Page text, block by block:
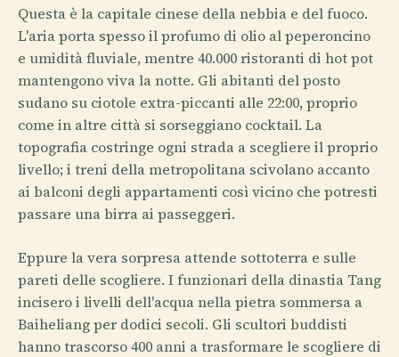
Questa è la capitale cinese della nebbia e del fuoco.
L'aria porta spesso il profumo di olio al peperoncino
e umidità fluviale, mentre 40.000 ristoranti di hot pot
mantengono viva la notte. Gli abitanti del posto
sudano su ciotole extra-piccanti alle 22:00, proprio
come in altre città si sorseggiano cocktail. La
topografia costringe ogni strada a scegliere il proprio
livello; i treni della metropolitana scivolano accanto
ai balconi degli appartamenti così vicino che potresti
passare una birra ai passeggeri.
Eppure la vera sorpresa attende sottoterra e sulle
pareti delle scogliere. I funzionari della dinastia Tang
incisero i livelli dell'acqua nella pietra sommersa a
Baiheliang per dodici secoli. Gli scultori buddisti
hanno trascorso 400 anni a trasformare le scogliere di